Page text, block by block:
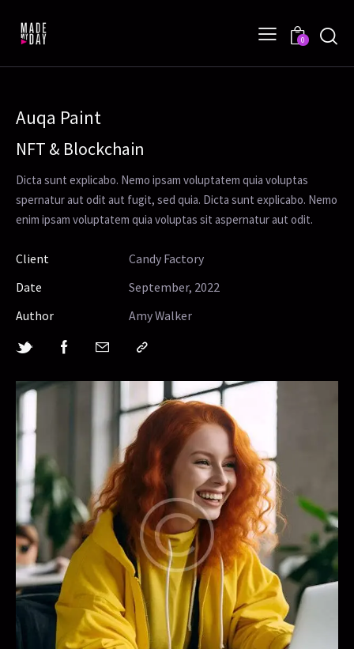
0
Auqa Paint
NFT & Blockchain
Dicta sunt explicabo. Nemo ipsam voluptatem quia voluptas
spernatur aut odit aut fugit, sed quia. Dicta sunt explicabo. Nemo
enim ipsam voluptatem quia voluptas sit aspernatur aut odit.
Client
Candy Factory
Date
September, 2022
Author
Amy Walker